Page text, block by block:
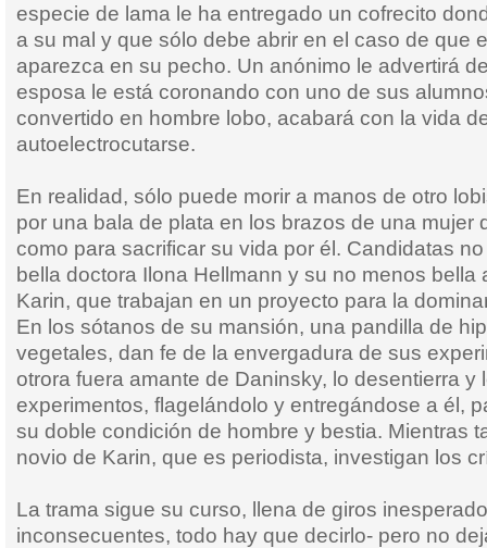
especie de lama le ha entregado un cofrecito
a su mal y que sólo debe abrir en el caso de que
aparezca en su pecho. Un anónimo le advertirá
esposa le está coronando con uno de sus
convertido en hombre lobo, acabará con la vida
autoelectrocutarse.
En realidad, sólo puede morir a manos de otro
por una bala de plata en los brazos de una mujer
como para sacrificar su vida por él. Candidatas
bella doctora Ilona Hellmann y su no menos bella
Karin, que trabajan en un proyecto para la
En los sótanos de su mansión, una pandilla de
vegetales, dan fe de la envergadura de sus
otrora fuera amante de Daninsky, lo desentierra y
experimentos, flagelándolo y entregándose a él,
su doble condición de hombre y bestia. Mientras
novio de Karin, que es periodista, investigan los
La trama sigue su curso, llena de giros
inconsecuentes, todo hay que decirlo- pero no